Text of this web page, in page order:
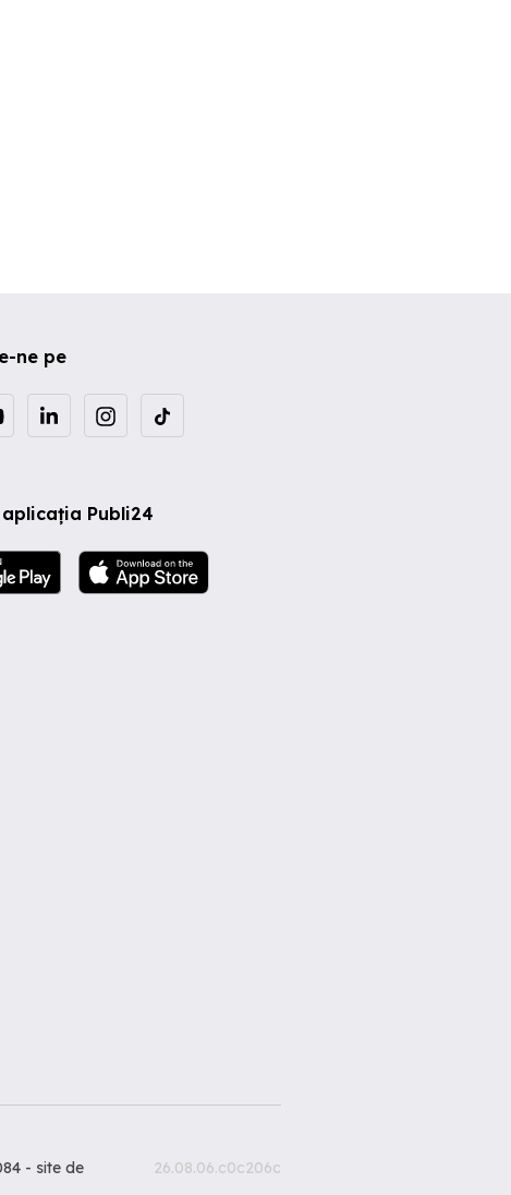
ne pe
aplicația Publi24
- site de
26.08.06.c0c206c